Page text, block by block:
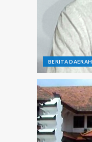
BERITA DAERAH